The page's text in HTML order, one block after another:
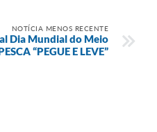
NOTÍCIA MENOS RECENTE
Dia Mundial do Meio
“PEGUE E LEVE”